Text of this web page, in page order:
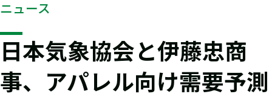
ニュース
日本気象協会と伊藤忠商
事、アパレル向け需要予測